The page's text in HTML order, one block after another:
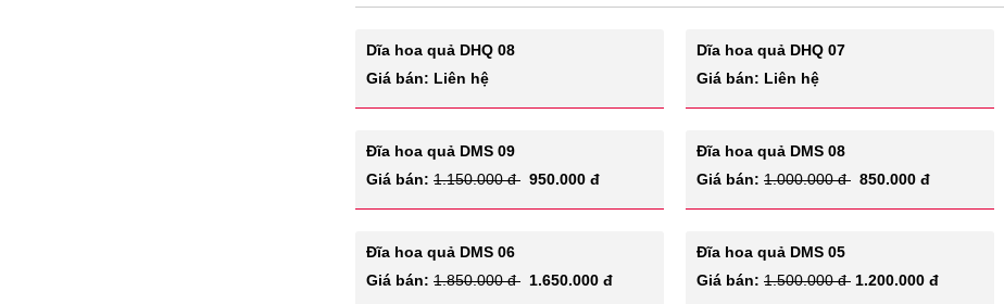
Dĩa hoa quả DHQ 08
Giá bán: Liên hệ
Dĩa hoa quả DHQ 07
Giá bán: Liên hệ
Đĩa hoa quả DMS 09
Giá bán: 1.150.000 đ 950.000 đ
Đĩa hoa quả DMS 08
Giá bán: 1.000.000 đ 850.000 đ
Đĩa hoa quả DMS 06
Giá bán: 1.850.000 đ 1.650.000 đ
Đĩa hoa quả DMS 05
Giá bán: 1.500.000 đ 1.200.000 đ